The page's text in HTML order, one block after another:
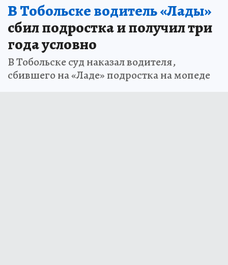
В Тобольске водитель «Лады»
сбил подростка и получил три
года условно
В Тобольске суд наказал водителя,
сбившего на «Ладе» подростка на мопеде